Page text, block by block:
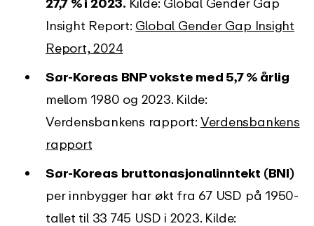
Insight Report: Global Gender Gap Insight
Report, 2024
Sør-Koreas BNP vokste med 5,7 % årlig
mellom 1980 og 2023. Kilde:
Verdensbankens rapport: Verdensbankens
rapport
Sør-Koreas bruttonasjonalinntekt (BNI)
per innbygger har økt fra 67 USD på 1950-
tallet til 33 745 USD i 2023. Kilde: